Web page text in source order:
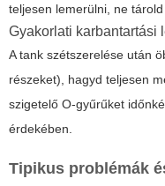
teljesen lemerülni, ne
Gyakorlati karbantartási
A tank szétszerelése után
részeket), hagyd teljesen
szigetelő O-gyűrűket
érdekében.
Tipikus problémák